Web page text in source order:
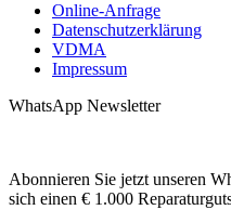
Online-Anfrage
Datenschutzerklärung
VDMA
Impressum
WhatsApp Newsletter
Abonnieren Sie jetzt unseren
sich einen € 1.000